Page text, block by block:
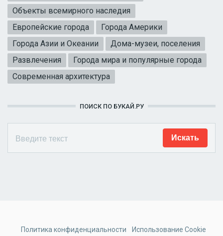
Объекты всемирного наследия
Европейские города
Города Америки
Города Азии и Океании
Дома-музеи, поселения
Развлечения
Города мира и популярные города
Современная архитектура
ПОИСК ПО БУКАЙ.РУ
Политика конфиденциальности
Использование Cookie